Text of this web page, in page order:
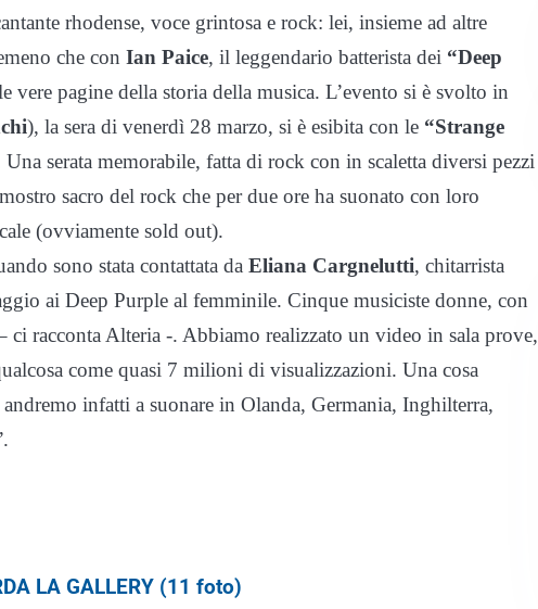
rhodense, voce grintosa e rock: lei, insieme ad altre
che con Ian Paice, il leggendario batterista dei “Deep
vere pagine della storia della musica. L’evento si è svolto in
), la sera di venerdì 28 marzo, si è esibita con le “Strange
serata memorabile, fatta di rock con in scaletta diversi pezzi
sacro del rock che per due ore ha suonato con loro
(ovviamente sold out).
sono stata contattata da Eliana Cargnelutti, chitarrista
ai Deep Purple al femminile. Cinque musiciste donne, con
ci racconta Alteria -. Abbiamo realizzato un video in sala prove,
come quasi 7 milioni di visualizzazioni. Una cosa
infatti a suonare in Olanda, Germania, Inghilterra,
LA GALLERY (11 foto)